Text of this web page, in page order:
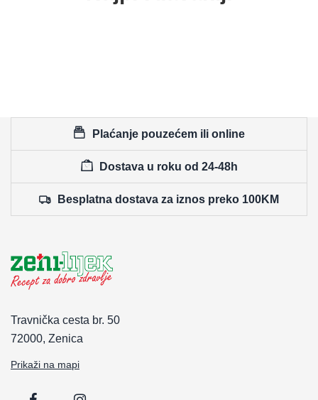
Plaćanje pouzećem ili online
Dostava u roku od 24-48h
Besplatna dostava za iznos preko 100KM
Travnička cesta br. 50
72000, Zenica
Prikaži na mapi